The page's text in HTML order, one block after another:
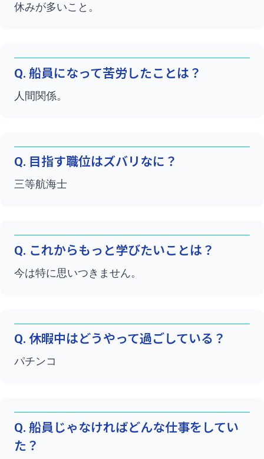
休みが多いこと。
Q. 船員になって苦労したことは？
人間関係。
Q. 目指す職位はズバリなに？
三等航海士
Q. これからもっと学びたいことは？
今は特に思いつきません。
Q. 休暇中はどうやって過ごしている？
パチンコ
Q. 船員じゃなければどんな仕事をしてい
た？